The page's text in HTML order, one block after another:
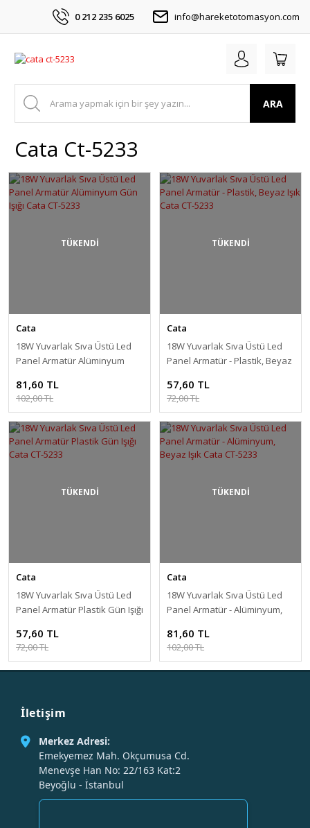
0 212 235 6025 info@hareketotomasyon.com
ARA
Cata Ct-5233
TÜKENDİ
Cata
18W Yuvarlak Sıva Üstü Led
Panel Armatür Alüminyum
81,60 TL
102,00 TL
TÜKENDİ
Cata
18W Yuvarlak Sıva Üstü Led
Panel Armatür - Plastik, Beyaz
57,60 TL
72,00 TL
TÜKENDİ
Cata
18W Yuvarlak Sıva Üstü Led
Panel Armatür Plastik Gün Işığı
57,60 TL
72,00 TL
TÜKENDİ
Cata
18W Yuvarlak Sıva Üstü Led
Panel Armatür - Alüminyum,
81,60 TL
102,00 TL
İletişim
Merkez Adresi:
Emekyemez Mah. Okçumusa Cd.
Menevşe Han No: 22/163 Kat:2
Beyoğlu - İstanbul